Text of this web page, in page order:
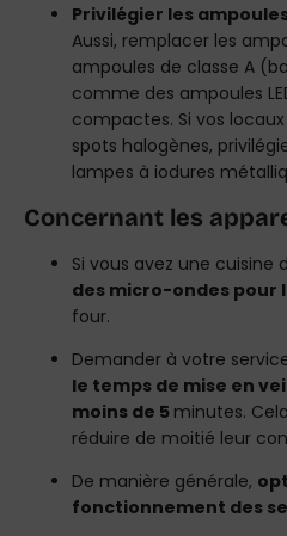
Privilégier les
Aussi, remplacer les
ampoules de classe A
comme des ampoules
compactes. Si vos
spots halogènes,
lampes à iodures
Concernant les
Si vous avez une cuisine
des micro-ondes pour
four.
Demander à votre
le temps de mise en
moins de 5 minutes.
réduire de moitié leur
De manière générale,
fonctionnement des